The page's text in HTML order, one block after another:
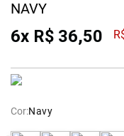
NAVY
6x R$ 36,50
Cor:Navy